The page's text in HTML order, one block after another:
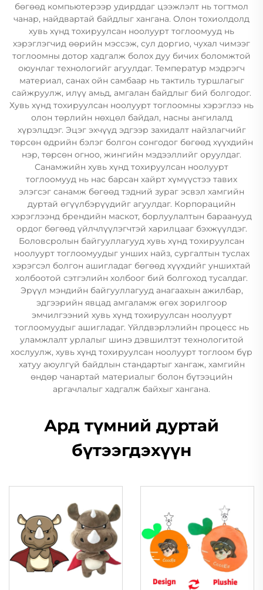
бөгөөд компьютерээр удирддаг цээжлэлт нь тогтмол
чанар, найдвартай байдлыг хангана. Олон тохиолдолд
хувь хүнд тохируулсан ноолуурт тоглоомууд нь
хэрэглэгчид өөрийн мэссэж, сул доргио, чухал чимээг
тоглоомны дотор хадгалж болох дуу бичих боломжтой
оюунлаг технологийг агуулдаг. Температур мэдрэгч
материал, санах ойн самбаар нь тактиль туршлагыг
сайжруулж, илүү амьд, амгалан байдлыг бий болгодог.
Хувь хүнд тохируулсан ноолуурт тоглоомны хэрэглээ нь
олон төрлийн нөхцөл байдал, насны ангилалд
хүрэлцдэг. Эцэг эхчүүд эдгээр захидалт найзлагчийг
төрсөн өдрийн бэлэг болгон сонгодог бөгөөд хүүхдийн
нэр, төрсөн огноо, жингийн мэдээллийг оруулдаг.
Санамжийн хувь хүнд тохируулсан ноолуурт
тоглоомууд нь нас барсан хайрт хүмүүстээ тавих
элэгсэг санамж бөгөөд тэдний зураг эсвэл хамгийн
дуртай өгүүлбэрүүдийг агуулдаг. Корпорацийн
хэрэглээнд брендийн маскот, борлуулалтын бараанууд
ордог бөгөөд үйлчлүүлэгчтэй харилцааг бэхжүүлдэг.
Боловсролын байгууллагууд хувь хүнд тохируулсан
ноолуурт тоглоомуудыг унших найз, сургалтын туслах
хэрэгсэл болгон ашигладаг бөгөөд хүүхдийг уншихтай
холбоотой сэтгэлийн холбоог бий болгоход тусалдаг.
Эрүүл мэндийн байгууллагууд анагаахын ажилбар,
эдгээрийн явцад амгаламж өгөх зорилгоор
эмчилгээний хувь хүнд тохируулсан ноолуурт
тоглоомуудыг ашигладаг. Үйлдвэрлэлийн процесс нь
уламжлалт урлалыг шинэ дэвшилтэт технологитой
хослуулж, хувь хүнд тохируулсан ноолуурт тоглоом бүр
хатуу аюулгүй байдлын стандартыг хангаж, хамгийн
өндөр чанартай материалыг болон бүтээцийн
аргачлалыг хадгалж байхыг хангана.
Ард түмний дуртай
бүтээгдэхүүн